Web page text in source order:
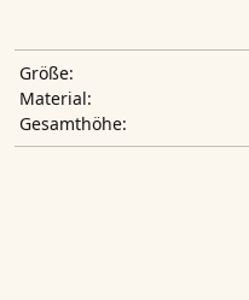
Größe:
Material:
Gesamthöhe: